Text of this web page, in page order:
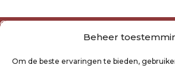
Beheer
Om de beste ervaringen te bieden,
Over ons
Algemene voorwaarden
Privacyverklaring Raysland